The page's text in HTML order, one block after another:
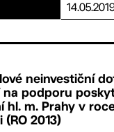
neinvestiční
podporu
hl. m. Prahy v
2013)